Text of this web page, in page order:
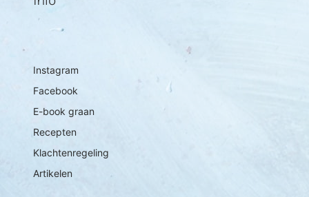
Instagram
Facebook
E-book graan
Recepten
Klachtenregeling
Artikelen